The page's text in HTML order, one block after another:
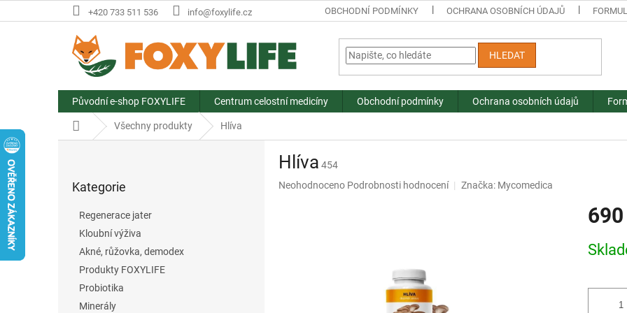
na
+420 733 511 536 info@foxylife.cz OBCHODNÍ PODMÍNKY OCHRANA OSOBNÍCH ÚDAJŮ
HLEDAT
Původní e-shop FOXYLIFE Centrum celostní medicíny Obchodní podmínky Ochrana osobních údajů
Domů Všechny produkty Hlíva
kategorie
Kategorie
Regenerace jater
Kloubní výživa
Akné, růžovka, demodex
Produkty FOXYLIFE
Probiotika
Minerály
Hlíva 454
Průměrné
Neohodnoceno Podrobnosti hodnocení Značka: Mycomedica
cena: